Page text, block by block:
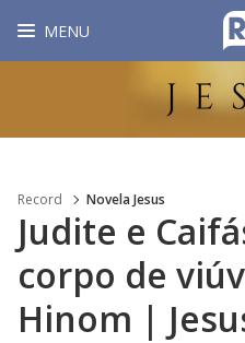
MENU
Record Novela Jesus
Judite e
corpo de
Hinom |